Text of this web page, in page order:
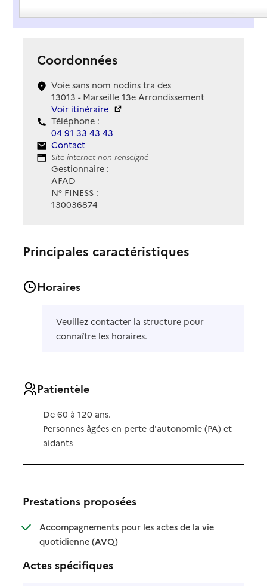
Coordonnées
Voie sans nom nodins tra des
13013 - Marseille 13e Arrondissement
Voir itinéraire
Téléphone :
04 91 33 43 43
Contact
Contact
Site Internet
Site internet non renseigné
Gestionnaire :
AFAD
N° FINESS :
130036874
Principales caractéristiques
Horaires
Veuillez contacter la structure pour
connaître les horaires.
Patientèle
De 60 à 120 ans.
Personnes âgées en perte d'autonomie (PA) et
aidants
Prestations proposées
Accompagnements pour les actes de la vie
quotidienne (AVQ): disponible
: non disponible
Actes spécifiques